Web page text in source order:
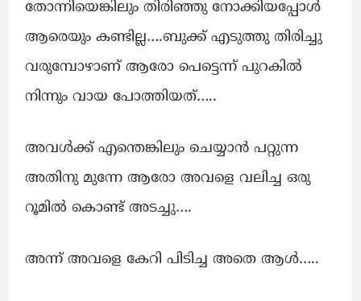
തോന്നിയെങ്കിലും തിരിഞ്ഞു നോക്കിയപ്പോൾ
ആരെയും കണ്ടില്ല….ബുക്ക് എടുത്തു തിരിച്ചു
വരുമ്പോഴാണ് ആരോ പെട്ടെന്ന് പുറകിൽ
നിന്നും വായ പോത്തിയത്…..
അവൾക്ക് എന്തെങ്കിലും ചെയ്യാൻ പറ്റുന്ന
അതിനു മുന്നേ ആരോ അവളെ വലിച്ച ഒരു
റൂമിൽ കൊണ്ട് അടച്ചു….
അന്ന് അവളെ കേറി പിടിച്ച അതെ ആൾ…..